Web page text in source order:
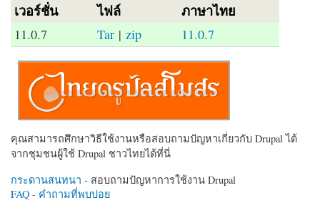
เวอร์ชั่น ไฟล์ ภาษาไทย
11.0.7 Tar | zip 11.0.7
คุณสามารถศึกษาวิธีใช้งานหรือสอบถามปัญหาเกี่ยวกับ Drupal ได้
จากชุมชนผู้ใช้ Drupal ชาวไทยได้ที่นี่
กระดานสนทนา - สอบถามปัญหาการใช้งาน Drupal
FAQ - คำถามที่พบบ่อย